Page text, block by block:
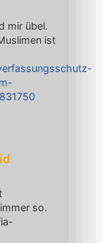
mir übel.
ist
so.